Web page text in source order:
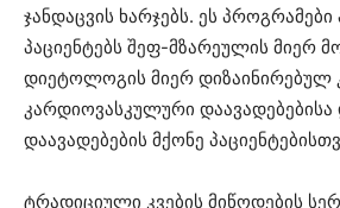
ჯანდაცვის ხარჯებს. ეს
პაციენტებს შეფ-მზარეულის მიერ
დიეტოლოგის მიერ დიზაინირებულ
კარდიოვასკულური
დაავადებების მქონე
ტრადიციული კვების მიწოდების